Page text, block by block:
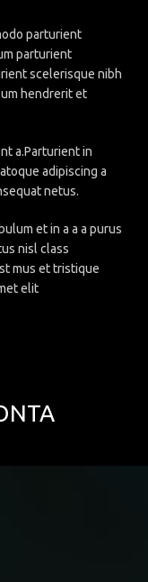
parturient
parturient
scelerisque nibh
hendrerit et
a.Parturient in
adipiscing a
netus.
et in a a a purus
nisl class
mus et tristique
elit